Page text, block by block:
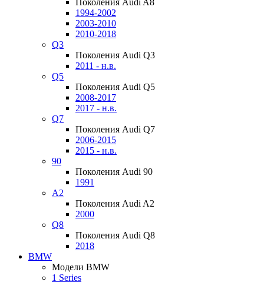
Поколения Audi A8
1994-2002
2003-2010
2010-2018
Q3
Поколения Audi Q3
2011 - н.в.
Q5
Поколения Audi Q5
2008-2017
2017 - н.в.
Q7
Поколения Audi Q7
2006-2015
2015 - н.в.
90
Поколения Audi 90
1991
A2
Поколения Audi A2
2000
Q8
Поколения Audi Q8
2018
BMW
Модели BMW
1 Series